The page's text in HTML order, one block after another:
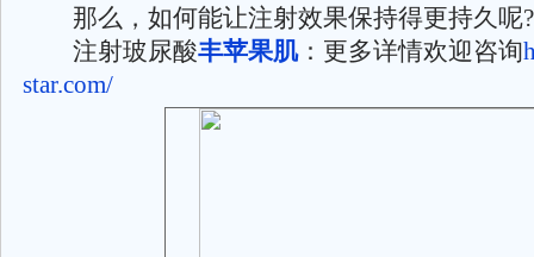
那么，如何能让注射效果保持得更持久呢?
注射玻尿酸丰苹果肌：更多详情欢迎咨询
star.com/